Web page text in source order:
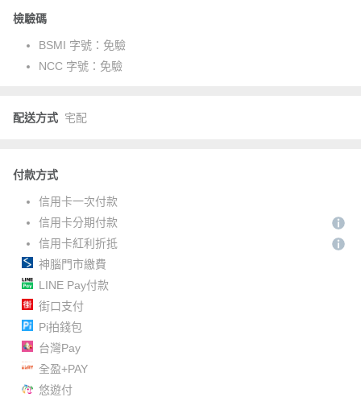
檢驗碼
BSMI 字號： 免驗
NCC 字號： 免驗
配送方式 宅配
付款方式
信用卡一次付款
信用卡分期付款
信用卡紅利折抵
神腦門市繳費
LINE Pay付款
街口支付
Pi拍錢包
台灣Pay
全盈+PAY
悠遊付